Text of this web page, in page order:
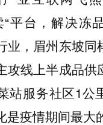
“平台，解决冻
业，眉州东坡同
攻线上半成品供
站服务社区1公
疫情期间最大